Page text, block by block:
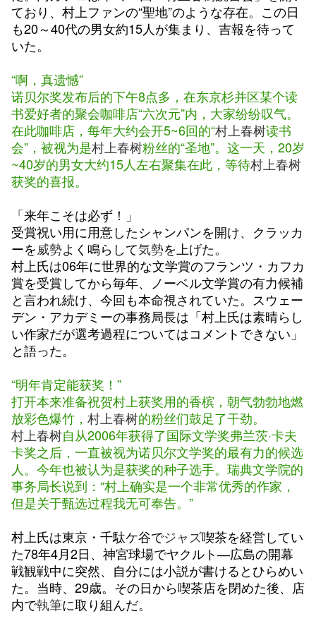
ており、村上ファンの“聖地”のような存在。この日
も20～40代の男女約15人が集まり、吉報を待って
いた。
“啊，真遗憾”
诺贝尔奖发布后的下午8点多，在东京杉并区某个读
书爱好者的聚会咖啡店“六次元”内，大家纷纷叹气。
在此咖啡店，每年大约会开5~6回的“村上春树读书
会”，被视为是村上春树粉丝的“圣地”。这一天，20岁
~40岁的男女大约15人左右聚集在此，等待村上春树
获奖的喜报。
「来年こそは必ず！」
受賞祝い用に用意したシャンパンを開け、クラッカ
ーを威勢よく鳴らして気勢を上げた。
村上氏は06年に世界的な文学賞のフランツ・カフカ
賞を受賞してから毎年、ノーベル文学賞の有力候補
と言われ続け、今回も本命視されていた。スウェー
デン・アカデミーの事務局長は「村上氏は素晴らし
い作家だが選考過程についてはコメントできない」
と語った。
“明年肯定能获奖！”
打开本来准备祝贺村上获奖用的香槟，朝气勃勃地燃
放彩色爆竹， 村上春树的粉丝们鼓足了干劲。
村上春树自从2006年获得了国际文学奖弗兰茨·卡夫
卡奖之后，一直被视为诺贝尔文学奖的最有力的候选
人。今年也被认为是获奖的种子选手。瑞典文学院的
事务局长说到：“村上确实是一个非常优秀的作家，
但是关于甄选过程我无可奉告。”
村上氏は東京・千駄ケ谷でジャズ喫茶を経営してい
た78年4月2日、神宮球場でヤクルト―広島の開幕
戦観戦中に突然、自分には小説が書けるとひらめい
た。当時、29歳。その日から喫茶店を閉めた後、店
内で執筆に取り組んだ。